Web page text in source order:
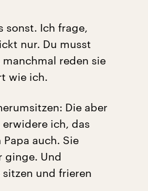
sonst. Ich frage,
nur. Du musst
reden sie
wie ich.
Die aber
ich, das
auch. Sie
ginge. Und
und frieren